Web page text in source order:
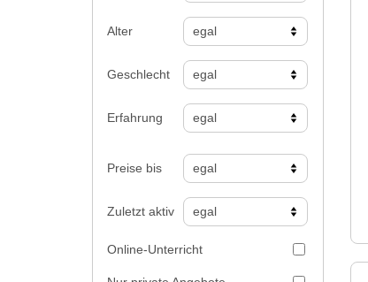
Alter
Geschlecht
Erfahrung
Preise bis
Zuletzt aktiv
Online-Unterricht